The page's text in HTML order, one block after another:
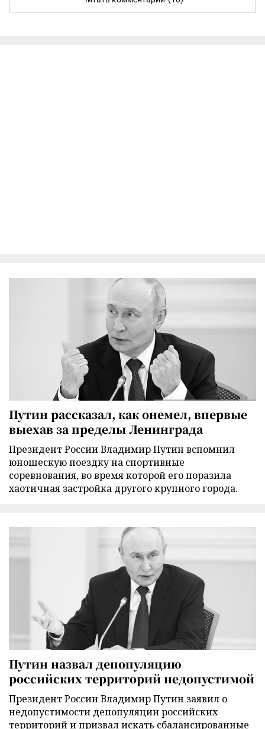
Путин рассказал, как онемел, впервые
выехав за пределы Ленинграда
Президент России Владимир Путин вспомнил
юношескую поездку на спортивные
соревнования, во время которой его поразила
хаотичная застройка другого крупного города.
Путин назвал депопуляцию
российских территорий недопустимой
Президент России Владимир Путин заявил о
недопустимости депопуляции российских
территорий и призвал искать сбалансированные